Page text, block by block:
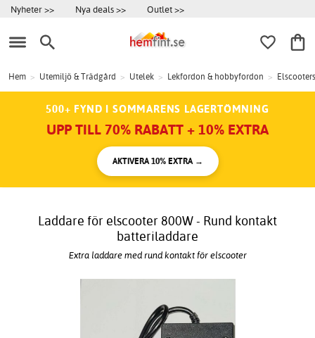
Nyheter >> Nya deals >> Outlet >>
Hem > Utemiljö & Trädgård > Utelek > Lekfordon & hobbyfordon > Elscooters
500+ FYND I SOMMARENS LAGERTÖMNING
UPP TILL 70% RABATT + 10% EXTRA
AKTIVERA 10% EXTRA →
Laddare för elscooter 800W - Rund kontakt
batteriladdare
Extra laddare med rund kontakt för elscooter